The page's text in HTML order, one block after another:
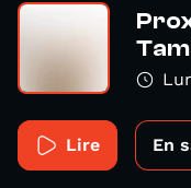
Lire En